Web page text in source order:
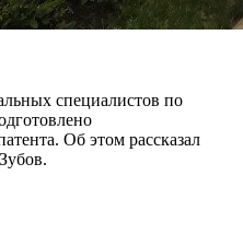
специалистов по
Об этом рассказал